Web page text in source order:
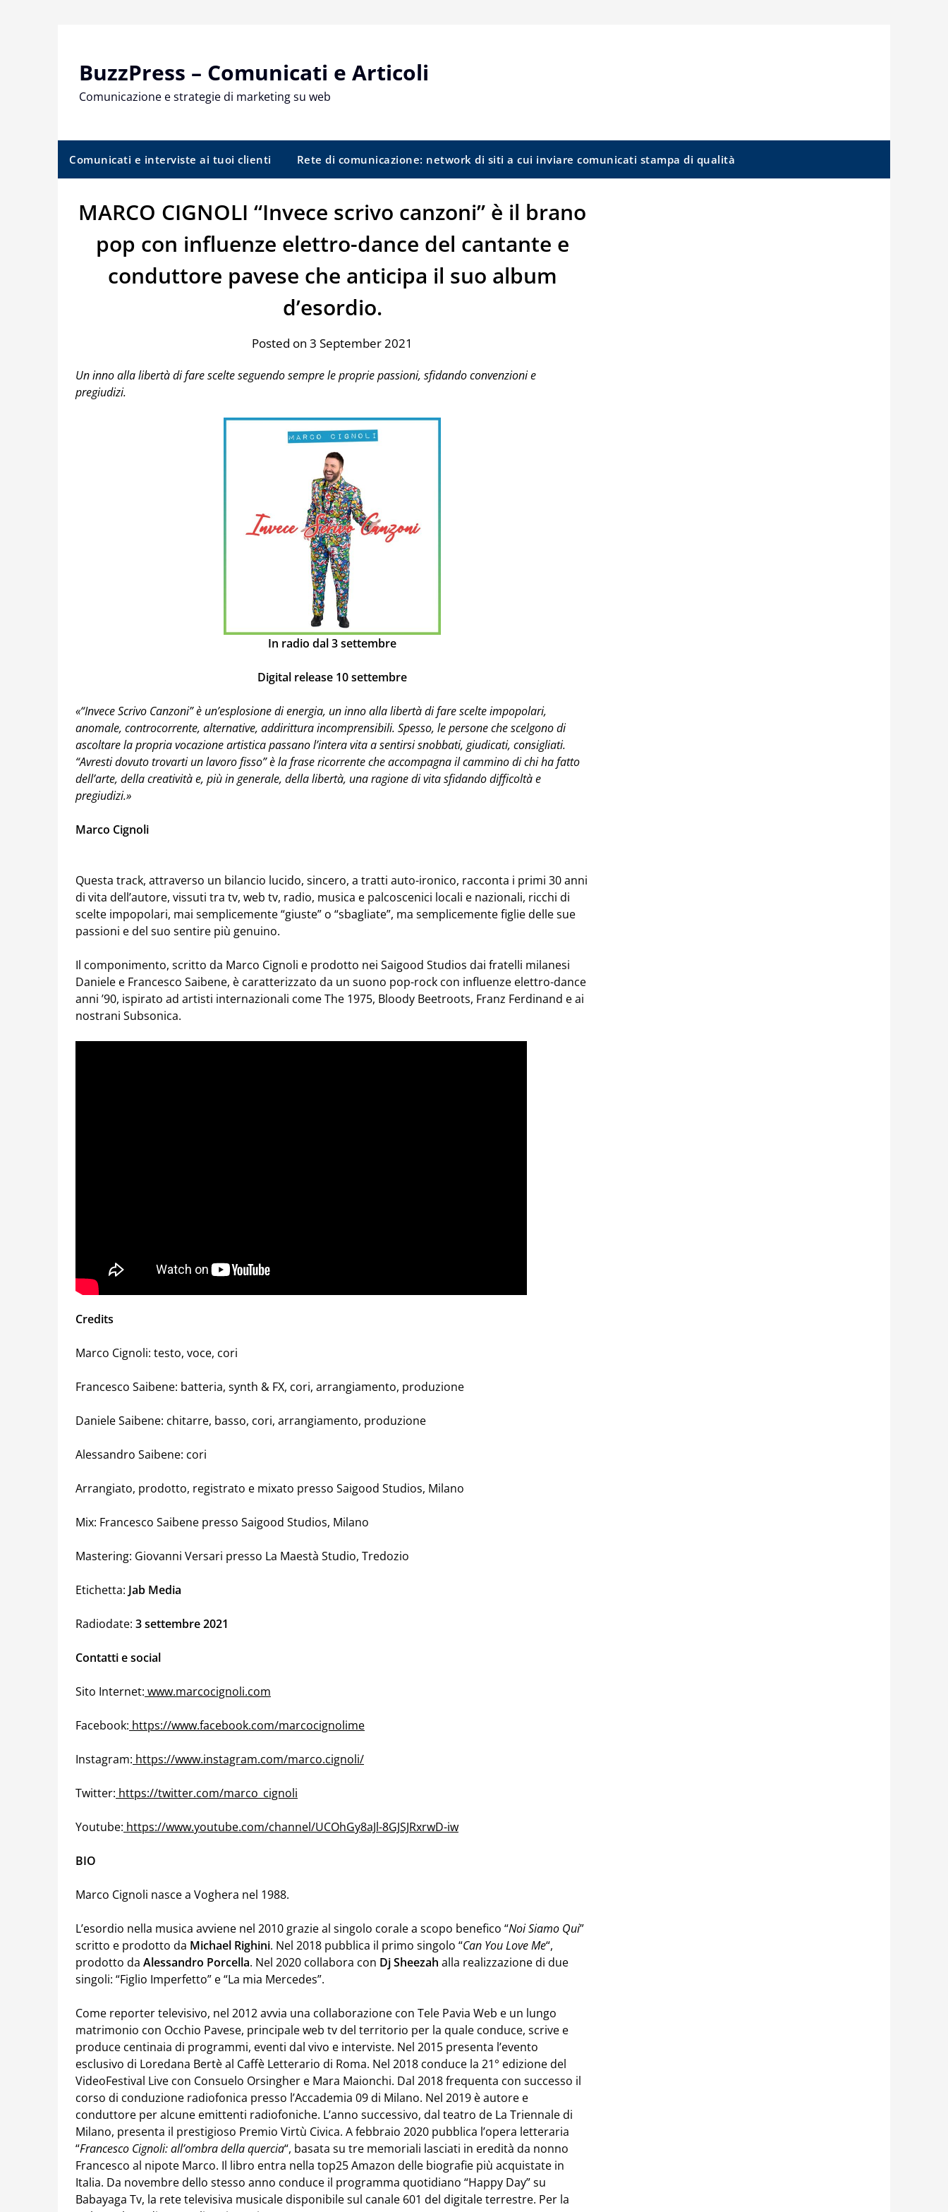
BuzzPress – Comunicati e Articoli
Comunicazione e strategie di marketing su web
Comunicati e interviste ai tuoi clienti Rete di comunicazione: network di siti a cui inviare comunicati stampa di qualità
MARCO CIGNOLI “Invece scrivo canzoni” è il brano
pop con influenze elettro-dance del cantante e
conduttore pavese che anticipa il suo album
d’esordio.
Posted on 3 September 2021
Un inno alla libertà di fare scelte seguendo sempre le proprie passioni, sfidando convenzioni e
pregiudizi.
In radio dal 3 settembre
Digital release 10 settembre
«“Invece Scrivo Canzoni” è un’esplosione di energia, un inno alla libertà di fare scelte impopolari,
anomale, controcorrente, alternative, addirittura incomprensibili. Spesso, le persone che scelgono di
ascoltare la propria vocazione artistica passano l’intera vita a sentirsi snobbati, giudicati, consigliati.
“Avresti dovuto trovarti un lavoro fisso” è la frase ricorrente che accompagna il cammino di chi ha fatto
dell’arte, della creatività e, più in generale, della libertà, una ragione di vita sfidando difficoltà e
pregiudizi.»
Marco Cignoli
Questa track, attraverso un bilancio lucido, sincero, a tratti auto-ironico, racconta i primi 30 anni
di vita dell’autore, vissuti tra tv, web tv, radio, musica e palcoscenici locali e nazionali, ricchi di
scelte impopolari, mai semplicemente “giuste” o “sbagliate”, ma semplicemente figlie delle sue
passioni e del suo sentire più genuino.
Il componimento, scritto da Marco Cignoli e prodotto nei Saigood Studios dai fratelli milanesi
Daniele e Francesco Saibene, è caratterizzato da un suono pop-rock con influenze elettro-dance
anni ’90, ispirato ad artisti internazionali come The 1975, Bloody Beetroots, Franz Ferdinand e ai
nostrani Subsonica.
Credits
Marco Cignoli: testo, voce, cori
Francesco Saibene: batteria, synth & FX, cori, arrangiamento, produzione
Daniele Saibene: chitarre, basso, cori, arrangiamento, produzione
Alessandro Saibene: cori
Arrangiato, prodotto, registrato e mixato presso Saigood Studios, Milano
Mix: Francesco Saibene presso Saigood Studios, Milano
Mastering: Giovanni Versari presso La Maestà Studio, Tredozio
Etichetta: Jab Media
Radiodate: 3 settembre 2021
Contatti e social
Sito Internet: www.marcocignoli.com
Facebook: https://www.facebook.com/marcocignolime
Instagram: https://www.instagram.com/marco.cignoli/
Twitter: https://twitter.com/marco_cignoli
Youtube: https://www.youtube.com/channel/UCOhGy8aJl-8GJSJRxrwD-iw
BIO
Marco Cignoli nasce a Voghera nel 1988.
L’esordio nella musica avviene nel 2010 grazie al singolo corale a scopo benefico “Noi Siamo Qui”
scritto e prodotto da Michael Righini. Nel 2018 pubblica il primo singolo “Can You Love Me“,
prodotto da Alessandro Porcella. Nel 2020 collabora con Dj Sheezah alla realizzazione di due
singoli: “Figlio Imperfetto” e “La mia Mercedes”.
Come reporter televisivo, nel 2012 avvia una collaborazione con Tele Pavia Web e un lungo
matrimonio con Occhio Pavese, principale web tv del territorio per la quale conduce, scrive e
produce centinaia di programmi, eventi dal vivo e interviste. Nel 2015 presenta l’evento
esclusivo di Loredana Bertè al Caffè Letterario di Roma. Nel 2018 conduce la 21° edizione del
VideoFestival Live con Consuelo Orsingher e Mara Maionchi. Dal 2018 frequenta con successo il
corso di conduzione radiofonica presso l’Accademia 09 di Milano. Nel 2019 è autore e
conduttore per alcune emittenti radiofoniche. L’anno successivo, dal teatro de La Triennale di
Milano, presenta il prestigioso Premio Virtù Civica. A febbraio 2020 pubblica l’opera letteraria
“Francesco Cignoli: all’ombra della quercia“, basata su tre memoriali lasciati in eredità da nonno
Francesco al nipote Marco. Il libro entra nella top25 Amazon delle biografie più acquistate in
Italia. Da novembre dello stesso anno conduce il programma quotidiano “Happy Day” su
Babayaga Tv, la rete televisiva musicale disponibile sul canale 601 del digitale terrestre. Per la